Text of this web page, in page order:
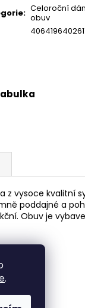
.
: Celoroční
obuv
z vysoce kvalitní
poddajné a
Obuv je